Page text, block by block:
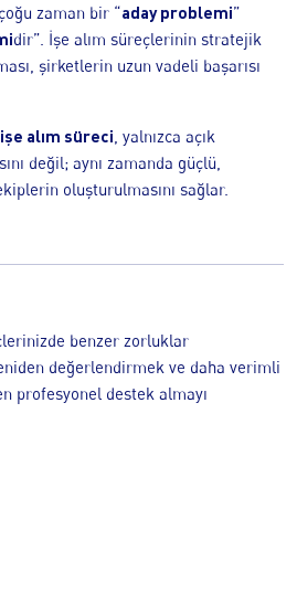
zaman bir “aday problemi”
dir”. İşe alım süreçlerinin stratejik
şirketlerin uzun vadeli başarısı
işe alım süreci , yalnızca açık
değil; aynı zamanda güçlü,
oluşturulmasını sağlar.
benzer zorluklar
değerlendirmek ve daha verimli
profesyonel destek almayı